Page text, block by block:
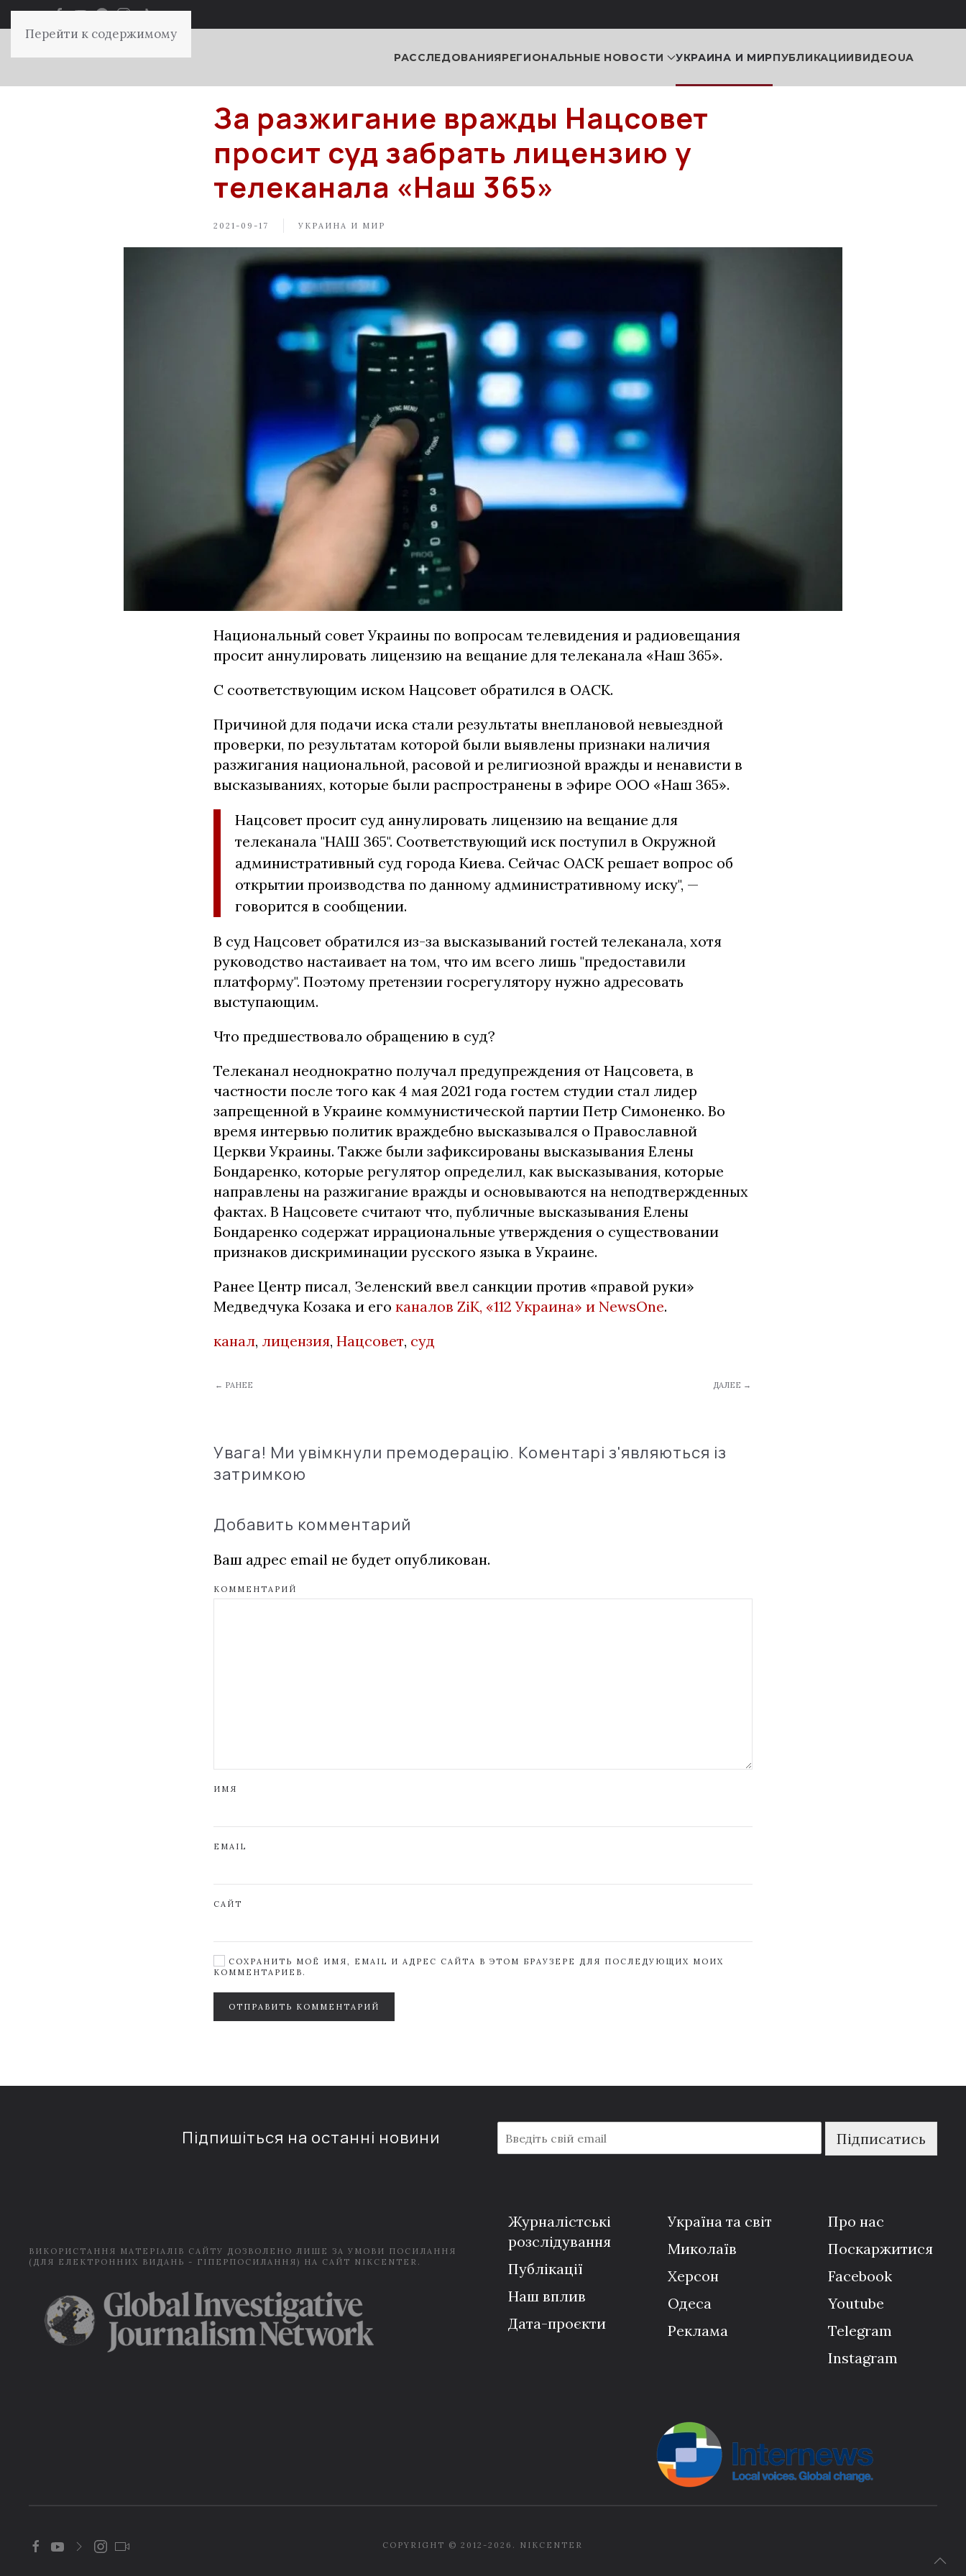
Перейти к содержимому
РАССЛЕДОВАНИЯРЕГИОНАЛЬНЫЕ НОВОСТИ УКРАИНА И МИРПУБЛИКАЦИИВИДЕОUA
За разжигание вражды Нацсовет
просит суд забрать лицензию у
телеканала «Наш 365»
2021-09-17 УКРАИНА И МИР
Национальный совет Украины по вопросам телевидения и радиовещания
просит аннулировать лицензию на вещание для телеканала «Наш 365».
С соответствующим иском Нацсовет обратился в ОАСК.
Причиной для подачи иска стали результаты внеплановой невыездной
проверки, по результатам которой были выявлены признаки наличия
разжигания национальной, расовой и религиозной вражды и ненависти в
высказываниях, которые были распространены в эфире ООО «Наш 365».
Нацсовет просит суд аннулировать лицензию на вещание для
телеканала "НАШ 365". Соответствующий иск поступил в Окружной
административный суд города Киева. Сейчас ОАСК решает вопрос об
открытии производства по данному административному иску", —
говорится в сообщении.
В суд Нацсовет обратился из-за высказываний гостей телеканала, хотя
руководство настаивает на том, что им всего лишь "предоставили
платформу". Поэтому претензии госрегулятору нужно адресовать
выступающим.
Что предшествовало обращению в суд?
Телеканал неоднократно получал предупреждения от Нацсовета, в
частности после того как 4 мая 2021 года гостем студии стал лидер
запрещенной в Украине коммунистической партии Петр Симоненко. Во
время интервью политик враждебно высказывался о Православной
Церкви Украины. Также были зафиксированы высказывания Елены
Бондаренко, которые регулятор определил, как высказывания, которые
направлены на разжигание вражды и основываются на неподтвержденных
фактах. В Нацсовете считают что, публичные высказывания Елены
Бондаренко содержат иррациональные утверждения о существовании
признаков дискриминации русского языка в Украине.
Ранее Центр писал, Зеленский ввел санкции против «правой руки»
Медведчука Козака и его каналов ZiK, «112 Украина» и NewsOne.
канал, лицензия, Нацсовет, суд
← РАНЕЕ ДАЛЕЕ →
Увага! Ми увімкнули премодерацію. Коментарі з'являються із
затримкою
Добавить комментарий
Ваш адрес email не будет опубликован.
КОММЕНТАРИЙ
ИМЯ
EMAIL
САЙТ
СОХРАНИТЬ МОЁ ИМЯ, EMAIL И АДРЕС САЙТА В ЭТОМ БРАУЗЕРЕ ДЛЯ ПОСЛЕДУЮЩИХ МОИХ
КОММЕНТАРИЕВ.
ОТПРАВИТЬ КОММЕНТАРИЙ
Підпишіться на останні новини
m
a
Підписатись
ВИКОРИСТАННЯ МАТЕРІАЛІВ САЙТУ ДОЗВОЛЕНО ЛИШЕ ЗА УМОВИ ПОСИЛАННЯ
(ДЛЯ ЕЛЕКТРОННИХ ВИДАНЬ - ГІПЕРПОСИЛАННЯ) НА САЙТ NIKCENTER.
Журналістські
розслідування
Публікації
Наш вплив
Дата-проєкти
Україна та світ
Миколаїв
Херсон
Одеса
Реклама
Про нас
Поскаржитися
Facebook
Youtube
Telegram
Instagram
COPYRIGHT © 2012-2026. NIKCENTER